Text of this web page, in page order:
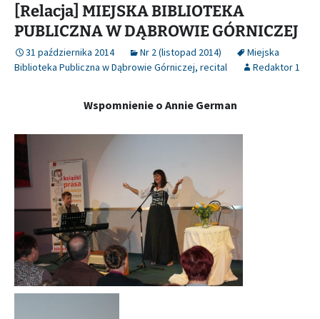
[Relacja] MIEJSKA BIBLIOTEKA
PUBLICZNA W DĄBROWIE GÓRNICZEJ
31 października 2014 Nr 2 (listopad 2014)
Miejska
Biblioteka Publiczna w Dąbrowie Górniczej, recital Redaktor 1
Wspomnienie o Annie German